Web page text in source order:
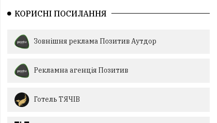
КОРИСНІ ПОСИЛАННЯ
Зовнішня реклама Позитив Аутдор
Рекламна агенція Позитив
Готель ТЯЧІВ